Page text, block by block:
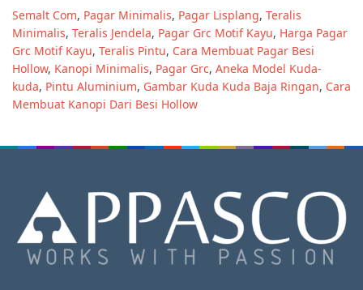
Semalt Com, Pagar Minimalis, Pagar Lisplang, Teralis
Minimalis, Teralis Jendela, Pagar Grc Motif Kayu, Harga Pagar
Grc Motif Kayu, Teralis Pintu, Cara Membuat Pagar Besi
Hollow, Kanopi Minimalis, Pagar Grc, Aneka Model Kuda-
kuda, Pintu Aluminium, Gambar Kuda Kuda Baja Ringan, Cara
Membuat Kanopi Dari Besi Hollow